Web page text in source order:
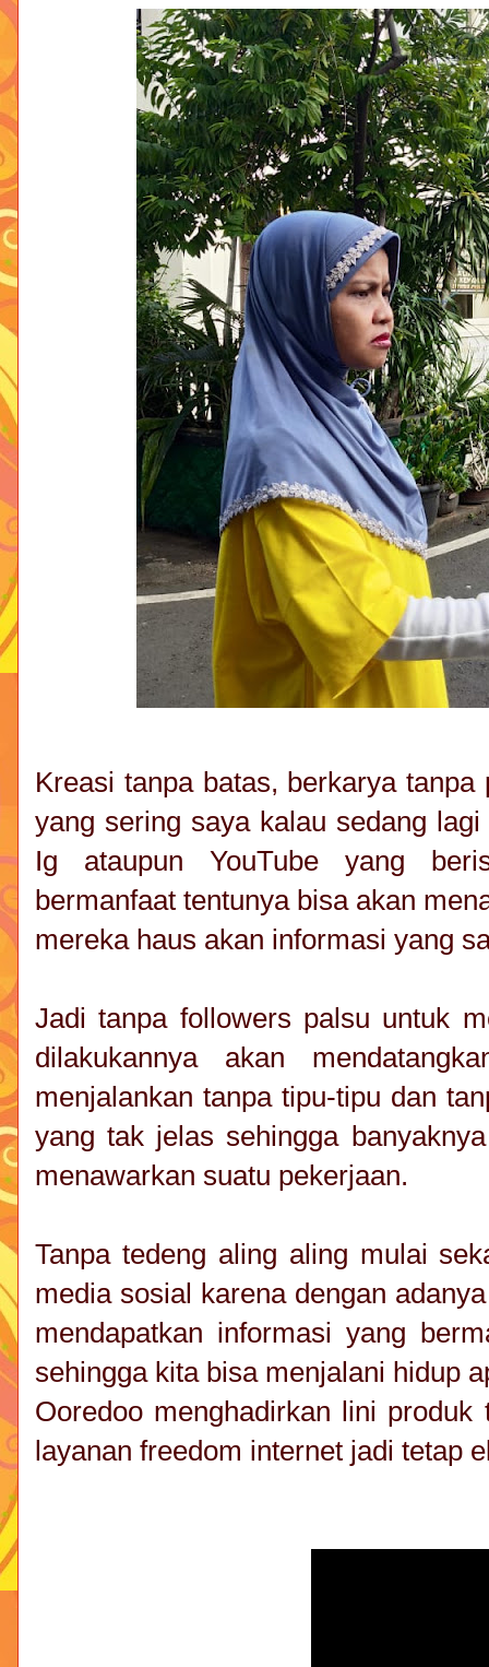
Kreasi tanpa batas, berkarya
yang sering saya kalau sedang
Ig ataupun YouTube yang
bermanfaat tentunya bisa akan
mereka haus akan informasi yang
Jadi tanpa followers palsu untuk
dilakukannya akan
menjalankan tanpa tipu-tipu dan
yang tak jelas sehingga
menawarkan suatu pekerjaan.
Tanpa tedeng aling aling mulai
media sosial karena dengan
mendapatkan informasi yang
sehingga kita bisa menjalani hidup
Ooredoo menghadirkan lini
layanan freedom internet jadi tetap